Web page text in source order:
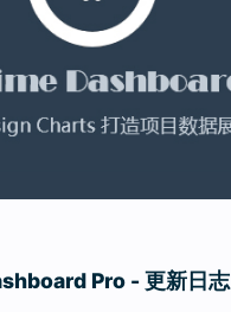
Pro - 更新日志